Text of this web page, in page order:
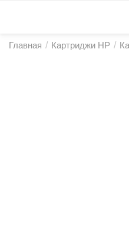
Главная / Картриджи HP /